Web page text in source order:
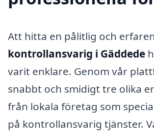
Att hitta en pålitlig och
kontrollansvarig i Gäddede
varit enklare. Genom vår
snabbt och smidigt tre olika
från lokala företag som
på kontrollansvarig tjänster.